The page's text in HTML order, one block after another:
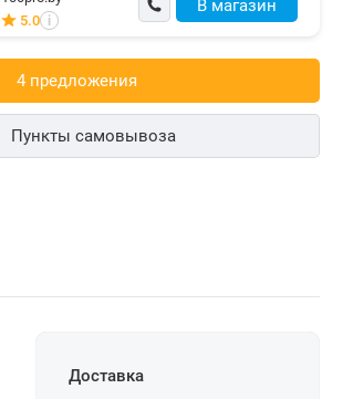
В магазин
5.0 i
4 предложения
Пункты самовывоза
Доставка